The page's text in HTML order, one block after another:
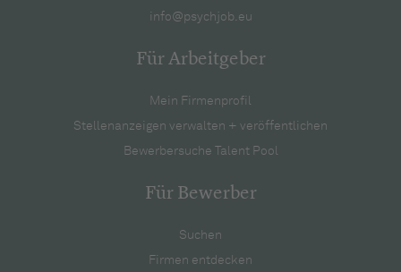
info@psychjob.eu
Für Arbeitgeber
Mein Firmenprofil
Stellenanzeigen verwalten + veröffentlichen
Bewerbersuche Talent Pool
Für Bewerber
Suchen
Firmen entdecken